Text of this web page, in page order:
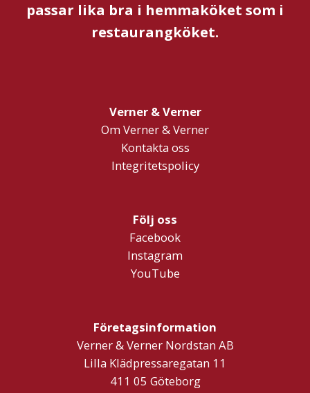
passar lika bra i hemmaköket som i
restaurangköket.
Verner & Verner
Om Verner & Verner
Kontakta oss
Integritetspolicy
Följ oss
Facebook
Instagram
YouTube
Företagsinformation
Verner & Verner Nordstan AB
Lilla Klädpressaregatan 11
411 05 Göteborg